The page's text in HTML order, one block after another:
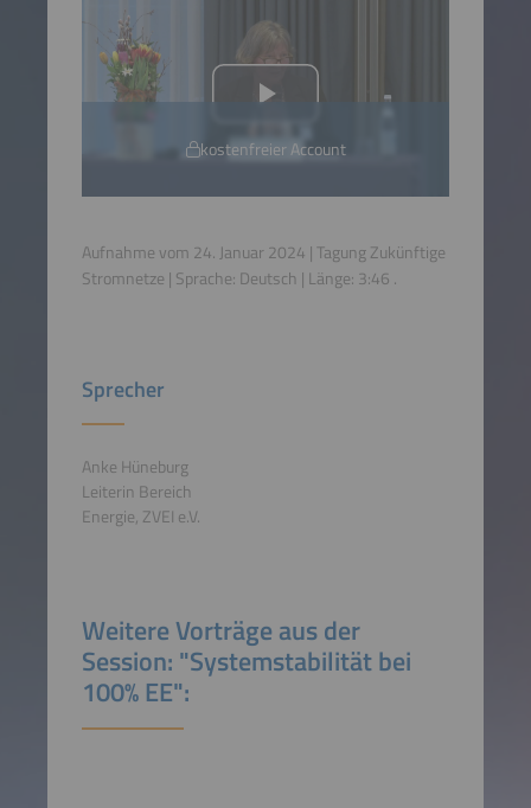
kostenfreier Account
Aufnahme vom 24. Januar 2024 | Tagung Zukünftige
Stromnetze | Sprache: Deutsch | Länge: 3:46 .
Sprecher
Anke Hüneburg
Leiterin Bereich
Energie, ZVEI e.V.
Weitere Vorträge aus der
Session: "Systemstabilität bei
100% EE":